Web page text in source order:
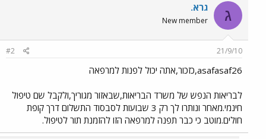
ג גרא.
New member
21/9/10
#2
asafasaf26,כזכור,אתה יכול לפנות למרפאה
לבריאות הנפש של משרד הבריאות,שבאזור מגוריך,ולקבל שם טיפול
חינמי.מאחר ונותרו לך רק 3 שבועות לסבסוד התשלום דרך קופת
חולים.מוטב כי כבר תפנה למרפאה הזו להזמנת תור לטיפול.